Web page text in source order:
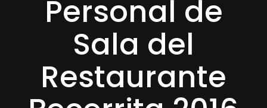
Personal de
Sala del
Restaurante